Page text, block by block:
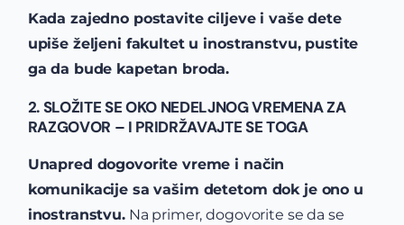
Kada zajedno postavite ciljeve i vaše dete
upiše željeni fakultet u inostranstvu, pustite
ga da bude kapetan broda.
2. SLOŽITE SE OKO NEDELJNOG VREMENA ZA
RAZGOVOR – I PRIDRŽAVAJTE SE TOGA
Unapred dogovorite vreme i način
komunikacije sa vašim detetom dok je ono u
inostranstvu.Na primer, dogovorite se da se